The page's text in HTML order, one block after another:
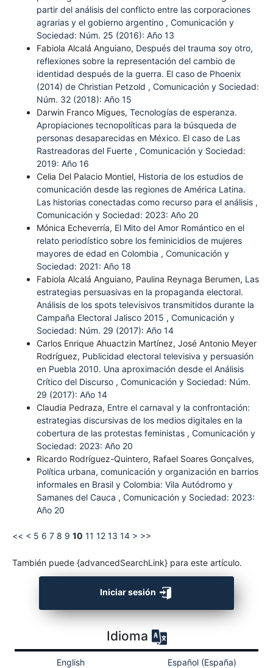
partir del análisis del conflicto entre las corporaciones
agrarias y el gobierno argentino , Comunicación y
Sociedad: Núm. 25 (2016): Año 13
Fabiola Alcalá Anguiano, Después del trauma soy otro,
reflexiones sobre la representación del cambio de
identidad después de la guerra. El caso de Phoenix
(2014) de Christian Petzold , Comunicación y Sociedad:
Núm. 32 (2018): Año 15
Darwin Franco Migues, Tecnologías de esperanza.
Apropiaciones tecnopolíticas para la búsqueda de
personas desaparecidas en México. El caso de Las
Rastreadoras del Fuerte , Comunicación y Sociedad:
2019: Año 16
Celia Del Palacio Montiel, Historia de los estudios de
comunicación desde las regiones de América Latina.
Las historias conectadas como recurso para el análisis ,
Comunicación y Sociedad: 2023: Año 20
Mónica Echeverría, El Mito del Amor Romántico en el
relato periodístico sobre los feminicidios de mujeres
mayores de edad en Colombia , Comunicación y
Sociedad: 2021: Año 18
Fabiola Alcalá Anguiano, Paulina Reynaga Berumen, Las
estrategias persuasivas en la propaganda electoral.
Análisis de los spots televisivos transmitidos durante la
Campaña Electoral Jalisco 2015 , Comunicación y
Sociedad: Núm. 29 (2017): Año 14
Carlos Enrique Ahuactzin Martínez, José Antonio Meyer
Rodríguez, Publicidad electoral televisiva y persuasión
en Puebla 2010. Una aproximación desde el Análisis
Crítico del Discurso , Comunicación y Sociedad: Núm.
29 (2017): Año 14
Claudia Pedraza, Entre el carnaval y la confrontación:
estrategias discursivas de los medios digitales en la
cobertura de las protestas feministas , Comunicación y
Sociedad: 2023: Año 20
Ricardo Rodríguez-Quintero, Rafael Soares Gonçalves,
Política urbana, comunicación y organización en barrios
informales en Brasil y Colombia: Vila Autódromo y
Samanes del Cauca , Comunicación y Sociedad: 2023:
Año 20
<< < 5 6 7 8 9 10 11 12 13 14 > >>
También puede {advancedSearchLink} para este artículo.
Iniciar sesión
Idioma
English Español (España)